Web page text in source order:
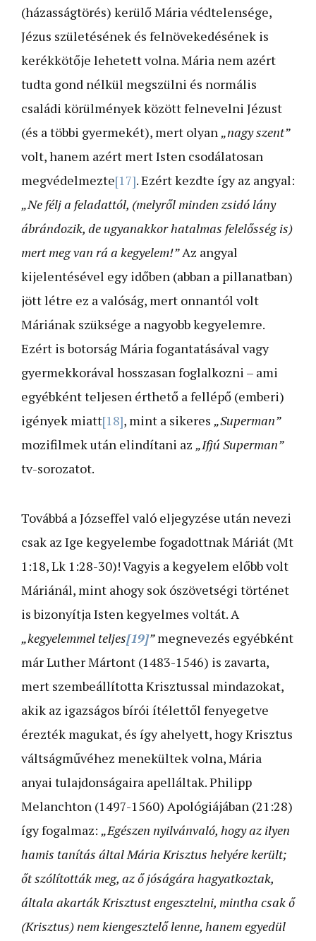
(házasságtörés) kerülő Mária védtelensége,
Jézus születésének és felnövekedésének is
kerékkötője lehetett volna. Mária nem azért
tudta gond nélkül megszülni és normális
családi körülmények között felnevelni Jézust
(és a többi gyermekét), mert olyan„nagy szent”
volt, hanem azért mert Isten csodálatosan
megvédelmezte[17]. Ezért kezdte így az angyal:
„Ne félj a feladattól, (melyről minden zsidó lány
ábrándozik, de ugyanakkor hatalmas felelősség is)
mert meg van rá a kegyelem!”Az angyal
kijelentésével egy időben (abban a pillanatban)
jött létre ez a valóság, mert onnantól volt
Máriának szüksége a nagyobb kegyelemre.
Ezért is botorság Mária fogantatásával vagy
gyermekkorával hosszasan foglalkozni – ami
egyébként teljesen érthető a fellépő (emberi)
igények miatt[18], mint a sikeres „Superman”
mozifilmek után elindítani az „Ifjú Superman”
tv-sorozatot.
Továbbá a Józseffel való eljegyzése után nevezi
csak az Ige kegyelembe fogadottnak Máriát (Mt
1:18, Lk 1:28-30)! Vagyis a kegyelem előbb volt
Máriánál, mint ahogy sok ószövetségi történet
is bizonyítja Isten kegyelmes voltát. A
„kegyelemmel teljes[19]”megnevezés egyébként
már Luther Mártont (1483-1546) is zavarta,
mert szembeállította Krisztussal mindazokat,
akik az igazságos bírói ítélettől fenyegetve
érezték magukat, és így ahelyett, hogy Krisztus
váltságművéhez menekültek volna, Mária
anyai tulajdonságaira apelláltak. Philipp
Melanchton (1497-1560) Apológiájában (21:28)
így fogalmaz: „Egészen nyilvánvaló, hogy az ilyen
hamis tanítás által Mária Krisztus helyére került;
őt szólították meg, az ő jóságára hagyatkoztak,
általa akarták Krisztust engesztelni, mintha csak ő
(Krisztus) nem kiengesztelő lenne, hanem egyedül